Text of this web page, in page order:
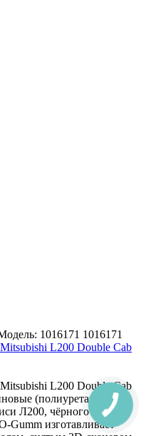
1016171 1016171
L200 Double Cab
L200 Double Cab
(полиуретановые)
Л200, чёрного цвета.
Gumm изготавливает